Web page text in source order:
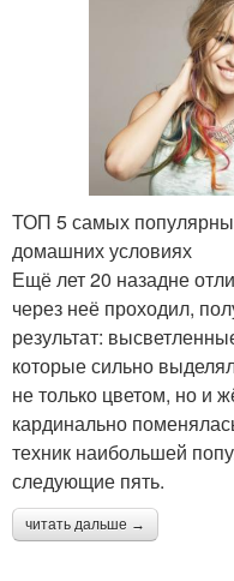
ТОП 5 самых
домашних условиях
Ещё лет 20 назадне
через неё проходил,
результат:
которые сильно
не только цветом, но и
кардинально
техник наибольшей
следующие пять.
читать дальше →